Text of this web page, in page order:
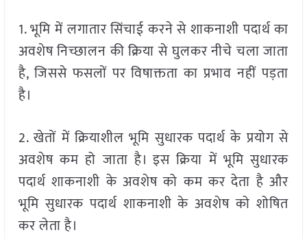
1. भूमि में लगातार सिंचाई करने से शाकनाशी पदार्थ का
अवशेष निच्छालन की क्रिया से घुलकर नीचे चला जाता
है, जिससे फसलों पर विषाक्तता का प्रभाव नहीं पड़ता
है।
2. खेतों में क्रियाशील भूमि सुधारक पदार्थ के प्रयोग से
अवशेष कम हो जाता है। इस क्रिया में भूमि सुधारक
पदार्थ शाकनाशी के अवशेष को कम कर देता है और
भूमि सुधारक पदार्थ शाकनाशी के अवशेष को शोषित
कर लेता है।